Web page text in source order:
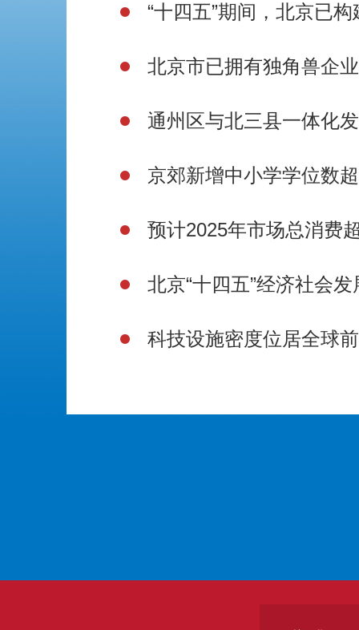
“十四五”期间，北京已
北京市已拥有独角兽企
通州区与北三县一体化
京郊新增中小学学位数
预计2025年市场总消费
北京“十四五”经济社会
科技设施密度位居全球